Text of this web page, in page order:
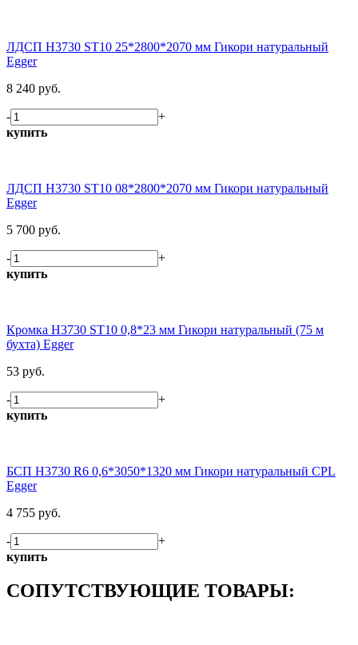
ЛДСП H3730 ST10 25*2800*2070 мм Гикори натуральный
Egger
8 240 руб.
-
+
купить
ЛДСП H3730 ST10 08*2800*2070 мм Гикори натуральный
Egger
5 700 руб.
-
+
купить
Кромка H3730 ST10 0,8*23 мм Гикори натуральный (75 м
бухта) Egger
53 руб.
-
+
купить
БСП H3730 R6 0,6*3050*1320 мм Гикори натуральный CPL
Egger
4 755 руб.
-
+
купить
СОПУТСТВУЮЩИЕ ТОВАРЫ: